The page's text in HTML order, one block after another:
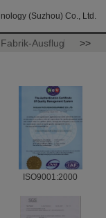
(Suzhou) Co., Ltd.
Fabrik-Ausflug >>
ISO9001:2000